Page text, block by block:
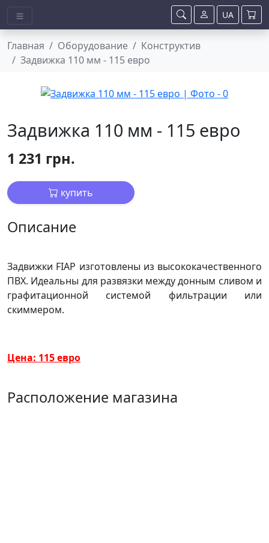
Главная Оборудование
Конструктив
Задвижка 110 мм - 115 евро
Задвижка 110 мм - 115 евро
1 231 грн.
купить
Описание
Задвижки FIAP изготовлены из высококачественного
ПВХ. Идеальны для развязки между донным сливом и
графитационной системой фильтрации или
скиммером.
Цена: 115 евро
Расположение магазина
UA